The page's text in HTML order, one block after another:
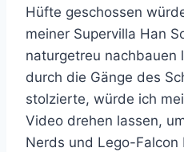
Hüfte geschossen
meiner Supervilla Han
naturgetreu nachbauen
durch die Gänge des
stolzierte, würde ich
Video drehen lassen,
Nerds und Lego-Falcon